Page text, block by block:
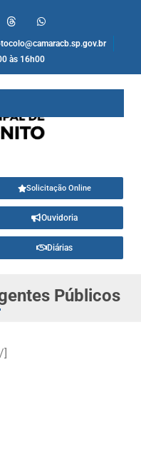
às 16h00
Solicitação Online
Ouvidoria
Diárias
Públicos